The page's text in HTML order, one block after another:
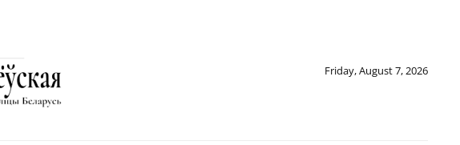
Friday, August 7, 2026